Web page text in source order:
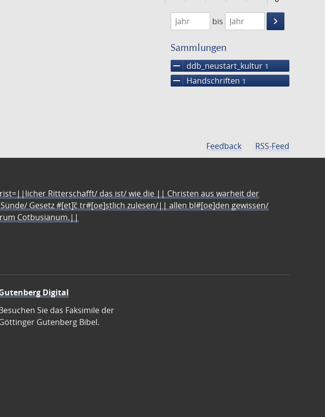
1474
1475
bis
keyboard_arrow_right
Suche
Sammlungen
remove ddb_neustart_kultur 1
remove Handschriften 1
Feedback RSS-Feed
Ritterschafft/ das ist/ wie die || Christen aus warheit der
Gesetz #[et]c̃ tr#[oe]stlich zulesen/|| allen bl#[oe]den gewissen/
Cotbusianum.||
Digital
Sie das Faksimile der
Gutenberg Bibel.